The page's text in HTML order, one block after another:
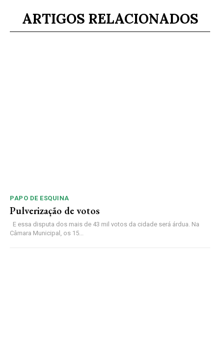
ARTIGOS RELACIONADOS
PAPO DE ESQUINA
Pulverização de votos
E essa disputa dos mais de 43 mil votos da cidade será árdua. Na
Câmara Municipal, os 15...